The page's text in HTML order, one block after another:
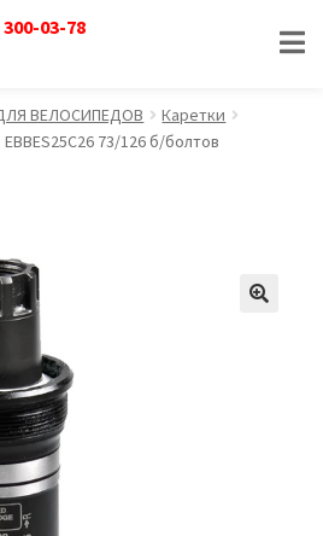
300-03-78
ВЕЛОСИПЕДОВ
Каретки
73/126 б/болтов